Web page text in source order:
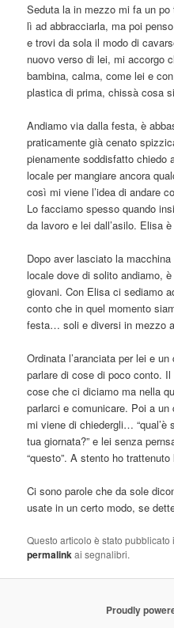
Seduta la in mezzo mi fa un
lì ad abbracciarla, ma poi
e trovi da sola il modo di
nuovo verso di lei, mi accorgo
bambina, calma, come lei e
plastica di prima, chissà cosa
Andiamo via dalla festa, è
praticamente già cenato
pienamente soddisfatto chiedo
locale per mangiare ancora
così mi viene l’idea di andare
Lo facciamo spesso quando
da lavoro e lei dall’asilo. Elisa
Dopo aver lasciato la
locale dove di solito andiamo,
giovani. Con Elisa ci sediamo
conto che in quel momento
festa… soli e diversi in mezzo
Ordinata l’aranciata per lei e
parlare di cose di poco conto.
cose che ci diciamo ma nella
parlarci e comunicare. Poi a
mi viene di chiedergli…
tua giornata?” e lei senza
“questo”. A stento ho trattenuto
Ci sono parole che da sole
usate in un certo modo, se
Questo articolo è stato pubblicato
permalink ai segnalibri.
Proudly